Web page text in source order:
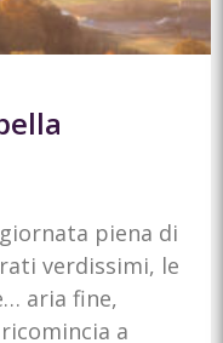
piena di
verdissimi, le
aria fine,
a